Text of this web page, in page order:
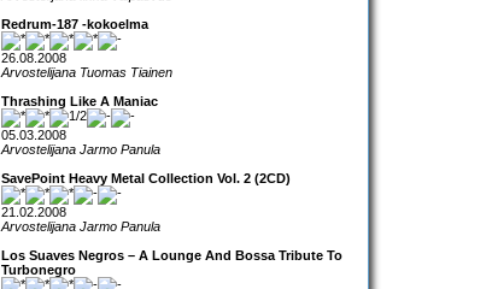
Redrum-187 -kokoelma
26.08.2008
Arvostelijana Tuomas Tiainen
Thrashing Like A Maniac
05.03.2008
Arvostelijana Jarmo Panula
SavePoint Heavy Metal Collection Vol. 2 (2CD)
21.02.2008
Arvostelijana Jarmo Panula
Los Suaves Negros – A Lounge And Bossa Tribute To
Turbonegro